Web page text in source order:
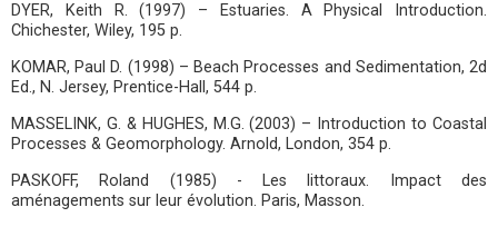
DYER, Keith R. (1997) – Estuaries. A Physical Introduction.
Chichester, Wiley, 195 p.
KOMAR, Paul D. (1998) – Beach Processes and Sedimentation, 2d
Ed., N. Jersey, Prentice-Hall, 544 p.
MASSELINK, G. & HUGHES, M.G. (2003) – Introduction to Coastal
Processes & Geomorphology. Arnold, London, 354 p.
PASKOFF, Roland (1985) - Les littoraux. Impact des
aménagements sur leur évolution. Paris, Masson.